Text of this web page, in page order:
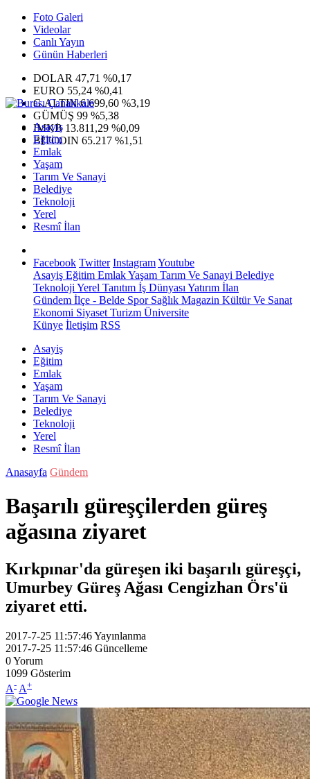
Foto Galeri
Videolar
Canlı Yayın
Günün Haberleri
DOLAR 47,71 %0,17
EURO 55,24 %0,41
G.ALTIN6.699,60 %3,19
GÜMÜŞ 99 %5,38
IMKB 13.811,29 %0,09
BITCOIN 65.217 %1,51
Asayiş
Eğitim
Emlak
Yaşam
Tarım Ve Sanayi
Belediye
Teknoloji
Yerel
Resmî İlan
Facebook Twitter InstagramYoutube
Asayiş Eğitim EmlakYaşam Tarım Ve Sanayi Belediye
Teknoloji Yerel Tanıtım İş Dünyası Yatırım İlan
Gündem İlçe - Belde SporSağlık Magazin Kültür Ve Sanat
Ekonomi Siyaset Turizm Üniversite
Künye İletişim RSS
Asayiş
Eğitim
Emlak
Yaşam
Tarım Ve Sanayi
Belediye
Teknoloji
Yerel
Resmî İlan
Anasayfa Gündem
Başarılı güreşçilerden güreş
ağasına ziyaret
Kırkpınar'da güreşen iki başarılı güreşçi,
Umurbey Güreş Ağası Cengizhan Örs'ü
ziyaret etti.
2017-7-25 11:57:46Yayınlanma
2017-7-25 11:57:46 Güncelleme
0Yorum
1099 Gösterim
A- A+